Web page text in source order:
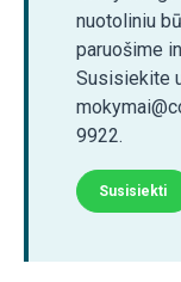
nuotoliniu
paruošime
Susisiekite
9922.
Susisiekti